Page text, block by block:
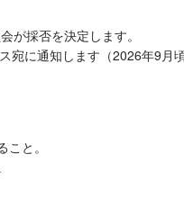
が採否を決定します。
に通知します（2026年9月頃
と。